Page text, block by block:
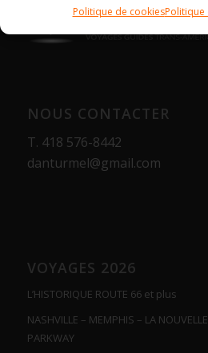
Politique de cookiesPolitique
NOUS CONTACTER
T. 418 576-8442
danturmel@gmail.com
VOYAGES 2026
L’HISTORIQUE ROUTE 66 et plus
NASHVILLE – MEMPHIS – LA
PARKWAY